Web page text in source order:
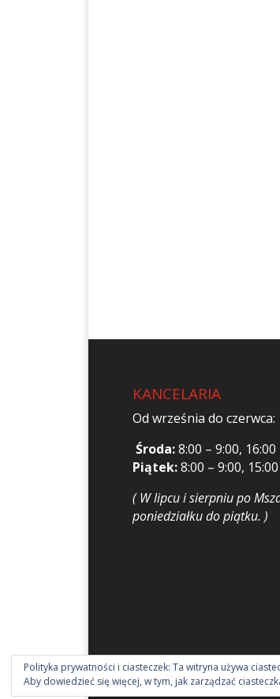
KANCELARIA
Od września do czerwca:
Środa:8:00 – 9:00, 16:00
Piątek:8:00 – 9:00,
( W lipcu i sierpniu po
poniedziałku do piątku. )
Strona parafii św. Elżbiety
Polityka prywatności i ciasteczek: Ta witryna używa
Aby dowiedzieć się więcej, w tym, jak zarządzać